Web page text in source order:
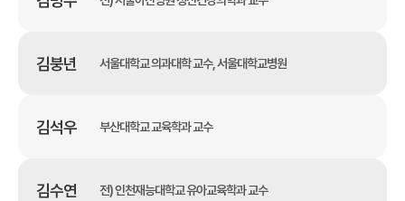
김붕년 서울대학교 의과대학 교수, 서울대학교병원
김석우 부산대학교 교육학과 교수
김수연 전) 인천재능대학교 유아교육학과 교수